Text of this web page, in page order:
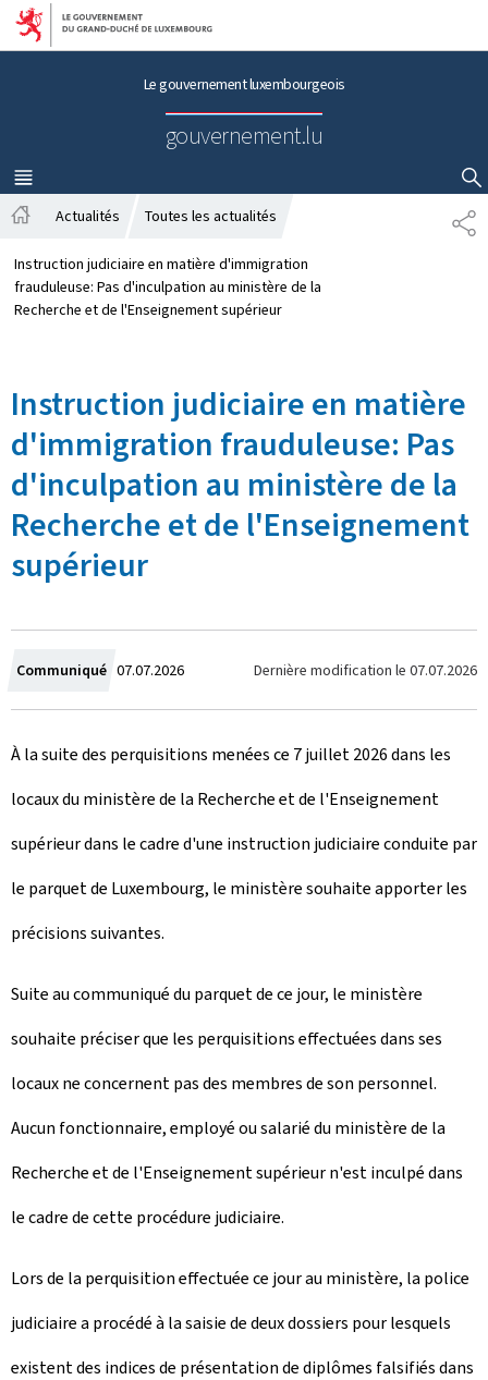
Aller au menu principal
Aller au contenu
Le gouvernement luxembourgeois
gouvernement.lu
MENU
PRINCIPAL
AFFICHER / MASQUER LA RECHERCHE
P
A
c
c
u
Actualités Toutes les actualités
Instruction judiciaire en matière d'immigration
frauduleuse: Pas d'inculpation au ministère de la
Recherche et de l'Enseignement supérieur
Instruction judiciaire en matière
d'immigration frauduleuse: Pas
d'inculpation au ministère de la
Recherche et de l'Enseignement
supérieur
Communiqué C
r
é
e
l
e
07.07.2026 Dernière modification le 07.07.2026
À la suite des perquisitions menées ce 7 juillet 2026 dans les
locaux du ministère de la Recherche et de l'Enseignement
supérieur dans le cadre d'une instruction judiciaire conduite par
le parquet de Luxembourg, le ministère souhaite apporter les
précisions suivantes.
Suite au communiqué du parquet de ce jour, le ministère
souhaite préciser que les perquisitions effectuées dans ses
locaux ne concernent pas des membres de son personnel.
Aucun fonctionnaire, employé ou salarié du ministère de la
Recherche et de l'Enseignement supérieur n'est inculpé dans
le cadre de cette procédure judiciaire.
Lors de la perquisition effectuée ce jour au ministère, la police
judiciaire a procédé à la saisie de deux dossiers pour lesquels
existent des indices de présentation de diplômes falsifiés dans